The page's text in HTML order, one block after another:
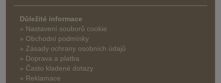
Důležité informace
» Nastavení souborů cookie
» Obchodní podmínky
» Zásady ochrany osobních údajů
» Doprava a platba
» Často kladené dotazy
» Reklamace